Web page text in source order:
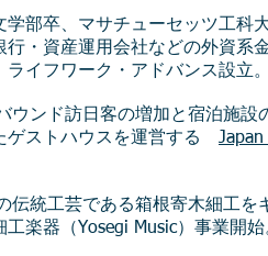
学部卒、マサチューセッツ工科
行・資産運用会社などの外資系
イフワーク・アドバンス設立。
ウンド訪日客の増加と宿泊施設
ゲストハウスを運営する
伝統工芸である箱根寄木細工を
楽器（Yosegi Music）事業開始